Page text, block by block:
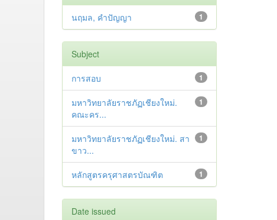
1
นฤมล, คำปัญญา
Subject
1
การสอบ
1
มหาวิทยาลัยราชภัฏเชียงใหม่.
คณะคร...
1
มหาวิทยาลัยราชภัฏเชียงใหม่. สา
ขาว...
1
หลักสูตรครุศาสตรบัณฑิต
Date issued